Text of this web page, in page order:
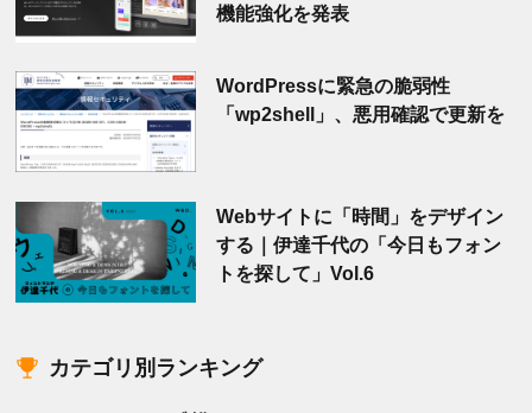
機能強化を発表
WordPressに緊急の脆弱性
「wp2shell」、悪用確認で更新を
Webサイトに「時間」をデザイン
する｜伊達千代の「今日もフォン
トを探して」Vol.6
カテゴリ別ランキング